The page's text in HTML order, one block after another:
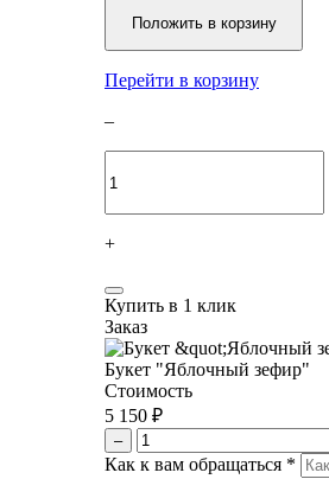
Положить в корзину
Перейти в корзину
–
+
Купить в 1 клик
Заказ
Букет "Яблочный зефир"
Стоимость
5 150 ₽
–
Как к вам обращаться *